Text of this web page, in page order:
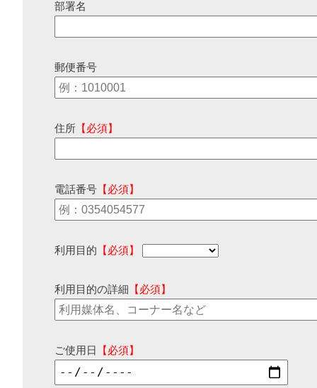
部署名
郵便番号
住所 【必須】
電話番号 【必須】
利用目的 【必須】
利用目的の詳細 【必須】
ご使用日 【必須】